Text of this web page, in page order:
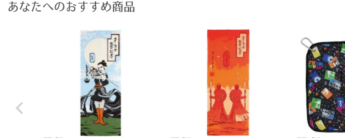
あなたへのおすすめ商品